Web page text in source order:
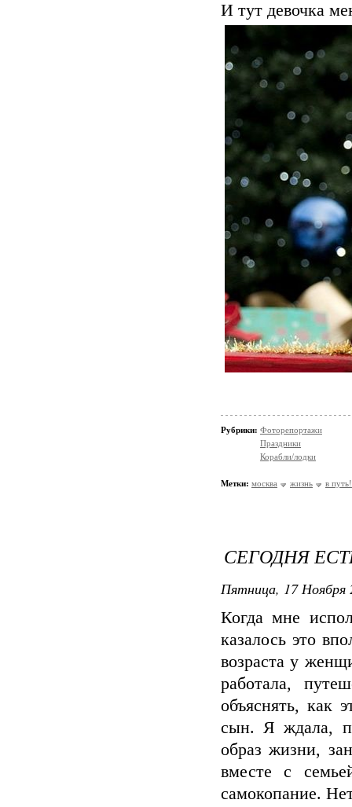
И тут девочка
Рубрики: Фоторепортажи
Праздники
Корабли/лодки
Метки: москва жизнь в путь!
СЕГОДНЯ
Пятница, 17 Ноября
Когда мне
казалось это
возраста у
работала,
объяснять, как
сын. Я ждала,
образ жизни,
вместе с
самокопание.